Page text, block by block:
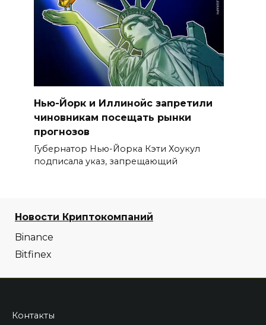
Нью-Йорк и Иллинойс запретили
чиновникам посещать рынки
прогнозов
Губернатор Нью-Йорка Кэти Хоукул
подписала указ, запрещающий
Новости Криптокомпаний
Binance
Bitfinex
Контакты